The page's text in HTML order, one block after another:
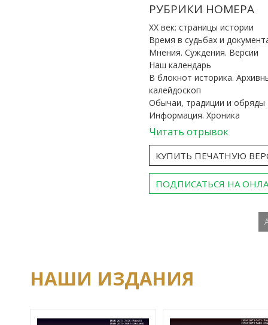
РУБРИКИ НОМЕРА
ХХ век: страницы истории
Время в судьбах и
Мнения. Суждения. Версии
Наш календарь
В блокнот историка.
калейдоскоп
Обычаи, традиции и обряды
Информация. Хроника
Читать отрывок
КУПИТЬ ПЕЧАТНУЮ
ПОДПИСАТЬСЯ НА
НАШИ ИЗДАНИЯ